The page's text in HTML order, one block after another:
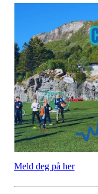
Meld deg på her